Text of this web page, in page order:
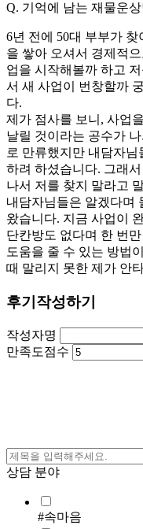
Q. 기억에 남는 재물운
6년 전에 50대 부부가
을 쌓아 오셔서 경제적
업을 시작해볼까 하고
서 새 사업이 번창할까
다.
제가 점사를 보니, 사업
날릴 것이라는 공수가
로 만류했지만 내담자
하려 하셨습니다. 그래
나서 저를 찾지 말라고
내담자님들은 알겠다며
왔습니다. 지금 사업이
단칸방도 없다며 한 번
도움을 줄 수 있는 방법
때 말리지 못한 제가 안
후기작성하기
작성자명
만족도점수
상담 분야
#속마음